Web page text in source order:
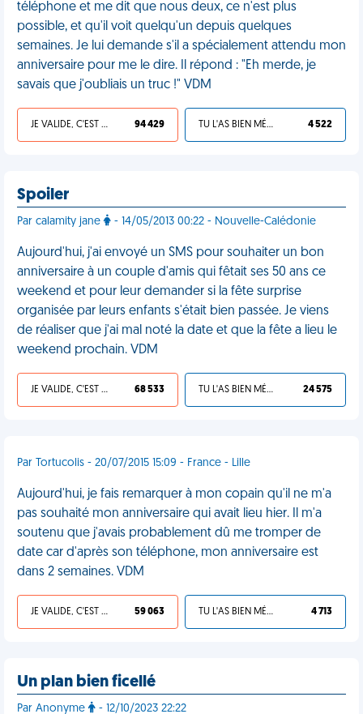
téléphone et me dit que nous deux, ce n'est plus
possible, et qu'il voit quelqu'un depuis quelques
semaines. Je lui demande s'il a spécialement attendu mon
anniversaire pour me le dire. Il répond : "Eh merde, je
savais que j'oubliais un truc !" VDM
JE VALIDE, C'EST UNE VDM 94 429 TU L'AS BIEN MÉRITÉ 4 522
Spoiler
Par calamity jane - 14/05/2013 00:22 - Nouvelle-Calédonie
Aujourd'hui, j'ai envoyé un SMS pour souhaiter un bon
anniversaire à un couple d'amis qui fêtait ses 50 ans ce
weekend et pour leur demander si la fête surprise
organisée par leurs enfants s'était bien passée. Je viens
de réaliser que j'ai mal noté la date et que la fête a lieu le
weekend prochain. VDM
JE VALIDE, C'EST UNE VDM 68 533 TU L'AS BIEN MÉRITÉ 24 575
Par Tortucolis - 20/07/2015 15:09 - France - Lille
Aujourd'hui, je fais remarquer à mon copain qu'il ne m'a
pas souhaité mon anniversaire qui avait lieu hier. Il m'a
soutenu que j'avais probablement dû me tromper de
date car d'après son téléphone, mon anniversaire est
dans 2 semaines. VDM
JE VALIDE, C'EST UNE VDM 59 063 TU L'AS BIEN MÉRITÉ 4 713
Un plan bien ficellé
Par Anonyme - 12/10/2023 22:22